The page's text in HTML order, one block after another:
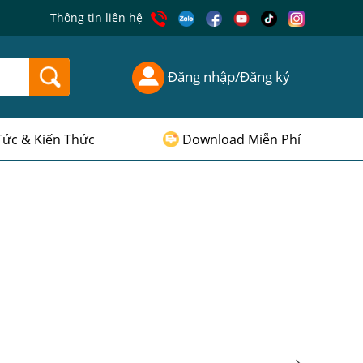
Thông tin liên hệ
Đăng nhập/Đăng ký
& Kiến Thức Download Miễn Phí